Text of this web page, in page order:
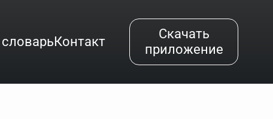
Контакт
Скачать
приложение